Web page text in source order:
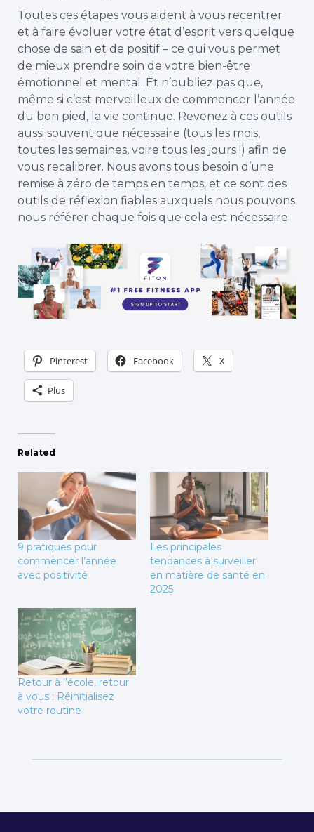
Toutes ces étapes vous aident à vous recentrer
et à faire évoluer votre état d’esprit vers quelque
chose de sain et de positif – ce qui vous permet
de mieux prendre soin de votre bien-être
émotionnel et mental. Et n’oubliez pas que,
même si c’est merveilleux de commencer l’année
du bon pied, la vie continue. Revenez à ces outils
aussi souvent que nécessaire (tous les mois,
toutes les semaines, voire tous les jours !) afin de
vous recalibrer. Nous avons tous besoin d’une
remise à zéro de temps en temps, et ce sont des
outils de réflexion fiables auxquels nous pouvons
nous référer chaque fois que cela est nécessaire.
Pinterest Facebook X
Plus
Related
9 pratiques pour
commencer l’année
avec positivité
Les principales
tendances à surveiller
en matière de santé en
2025
Retour à l’école, retour
à vous : Réinitialisez
votre routine